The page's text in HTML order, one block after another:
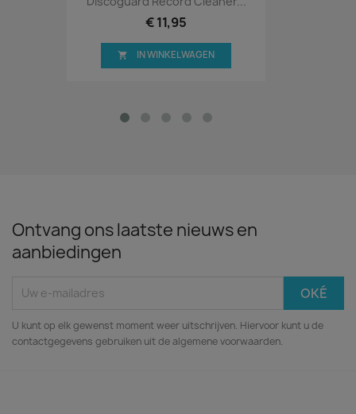
€ 11,95
 IN WINKELWAGEN
Ontvang ons laatste nieuws en
aanbiedingen
U kunt op elk gewenst moment weer uitschrijven. Hiervoor kunt u de
contactgegevens gebruiken uit de algemene voorwaarden.